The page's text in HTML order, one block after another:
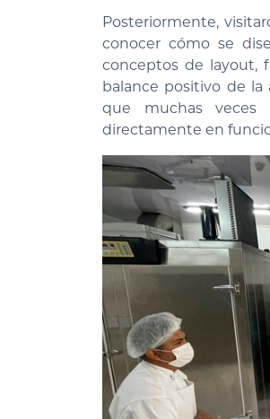
Posteriormente,
conocer cómo se
conceptos de layout,
balance positivo de la
que muchas veces
directamente en